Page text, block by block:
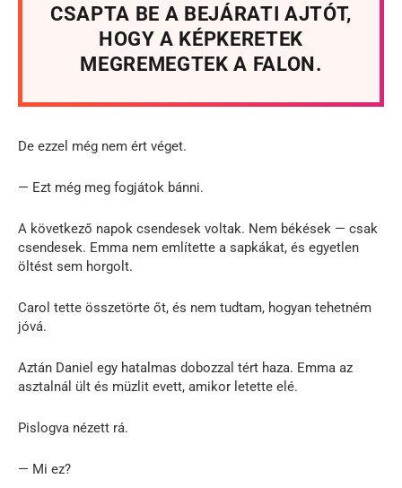
CSAPTA BE A BEJÁRATI AJTÓT,
HOGY A KÉPKERETEK
MEGREMEGTEK A FALON.
De ezzel még nem ért véget.
— Ezt még meg fogjátok bánni.
A következő napok csendesek voltak. Nem békések — csak
csendesek. Emma nem említette a sapkákat, és egyetlen
öltést sem horgolt.
Carol tette összetörte őt, és nem tudtam, hogyan tehetném
jóvá.
Aztán Daniel egy hatalmas dobozzal tért haza. Emma az
asztalnál ült és müzlit evett, amikor letette elé.
Pislogva nézett rá.
— Mi ez?